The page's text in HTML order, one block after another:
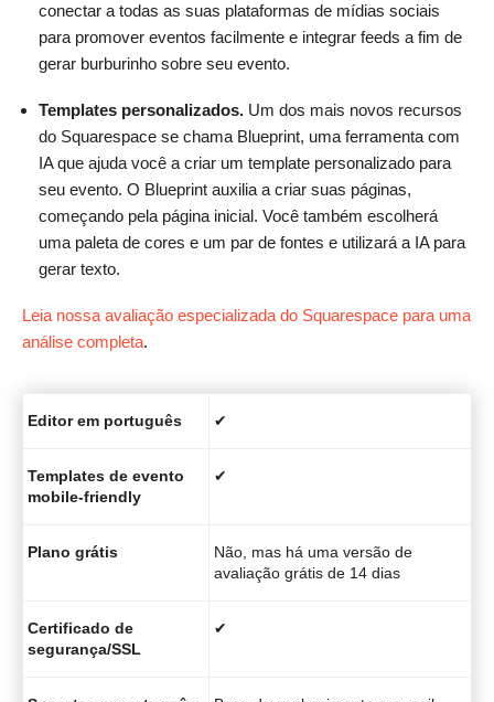
conectar a todas as suas plataformas de mídias sociais
para promover eventos facilmente e integrar feeds a fim de
gerar burburinho sobre seu evento.
Templates personalizados. Um dos mais novos recursos
do Squarespace se chama Blueprint, uma ferramenta com
IA que ajuda você a criar um template personalizado para
seu evento. O Blueprint auxilia a criar suas páginas,
começando pela página inicial. Você também escolherá
uma paleta de cores e um par de fontes e utilizará a IA para
gerar texto.
Leia nossa avaliação especializada do Squarespace para uma
análise completa.
Editor em português ✔
Templates de evento
mobile-friendly
✔
Plano grátis
Não, mas há uma versão de
avaliação grátis de 14 dias
Certificado de
segurança/SSL
✔